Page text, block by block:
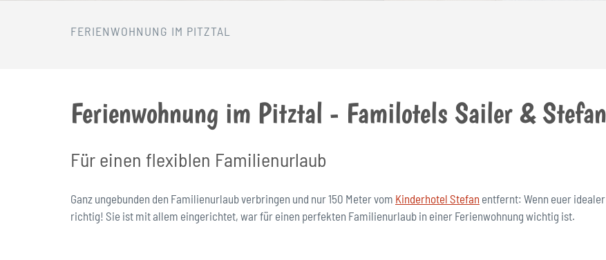
FERIENWOHNUNG IM PITZTAL
Ferienwohnung im Pitztal - Familotels Sailer & Stefan
Für einen flexiblen Familienurlaub
Ganz ungebunden den Familienurlaub verbringen und nur 150 Meter vom Kinderhotel Stefan entfernt: Wenn euer
richtig! Sie ist mit allem eingerichtet, war für einen perfekten Familienurlaub in einer Ferienwohnung wichtig ist.